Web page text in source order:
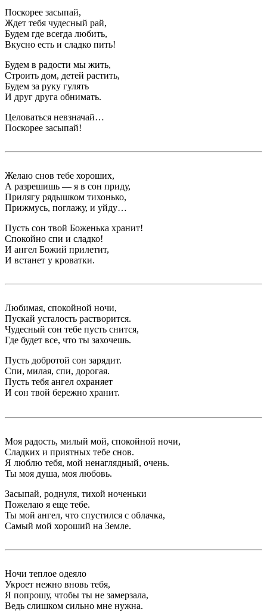
Поскорее засыпай,
Ждет тебя чудесный рай,
Будем где всегда любить,
Вкусно есть и сладко пить!
Будем в радости мы жить,
Строить дом, детей растить,
Будем за руку гулять
И друг друга обнимать.
Целоваться невзначай…
Поскорее засыпай!
Желаю снов тебе хороших,
А разрешишь — я в сон приду,
Прилягу рядышком тихонько,
Прижмусь, поглажу, и уйду…
Пусть сон твой Боженька хранит!
Спокойно спи и сладко!
И ангел Божий прилетит,
И встанет у кроватки.
Любимая, спокойной ночи,
Пускай усталость растворится.
Чудесный сон тебе пусть снится,
Где будет все, что ты захочешь.
Пусть добротой сон зарядит.
Спи, милая, спи, дорогая.
Пусть тебя ангел охраняет
И сон твой бережно хранит.
Моя радость, милый мой, спокойной ночи,
Сладких и приятных тебе снов.
Я люблю тебя, мой ненаглядный, очень.
Ты моя душа, моя любовь.
Засыпай, роднуля, тихой ноченьки
Пожелаю я еще тебе.
Ты мой ангел, что спустился с облачка,
Самый мой хороший на Земле.
Ночи теплое одеяло
Укроет нежно вновь тебя,
Я попрошу, чтобы ты не замерзала,
Ведь слишком сильно мне нужна.